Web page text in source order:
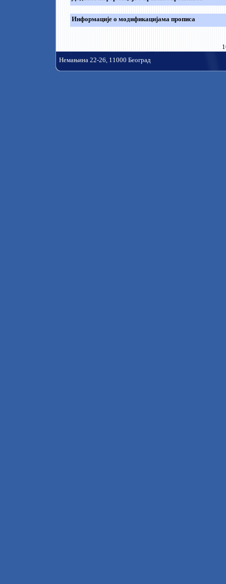
Информације о модификацијама прописа
Немањина 22-26, 11000 Београд